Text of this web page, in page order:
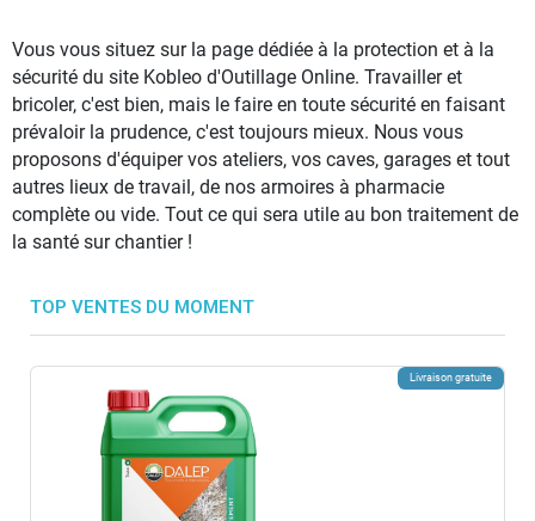
Vous vous situez sur la page dédiée à la protection et à la
sécurité du site Kobleo d'Outillage Online. Travailler et
bricoler, c'est bien, mais le faire en toute sécurité en faisant
prévaloir la prudence, c'est toujours mieux. Nous vous
proposons d'équiper vos ateliers, vos caves, garages et tout
autres lieux de travail, de nos armoires à pharmacie
complète ou vide. Tout ce qui sera utile au bon traitement de
la santé sur chantier !
TOP VENTES DU MOMENT
Livraison gratuite